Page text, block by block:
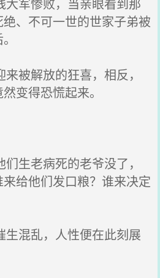
、不可一世的世家子弟被
被解放的狂喜，相反，
变得恐慌起来。
生老病死的老爷没了，
给他们发口粮？谁来决定
混乱，人性便在此刻展